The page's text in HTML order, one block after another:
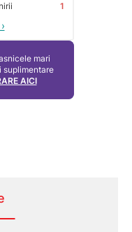
1
mari
suplimentare
AICI